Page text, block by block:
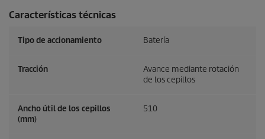
Características técnicas
Tipo de accionamiento Batería
Tracción
Avance mediante rotación
de los cepillos
Ancho útil de los cepillos
(mm)
510